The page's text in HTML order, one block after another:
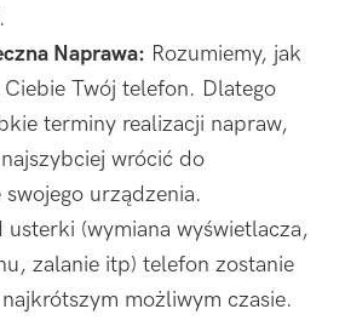
Naprawa: Rozumiemy, jak
Twój telefon. Dlatego
terminy realizacji napraw,
wrócić do
urządzenia.
usterki (wymiana wyświetlacza,
zalanie itp) telefon zostanie
możliwym czasie.